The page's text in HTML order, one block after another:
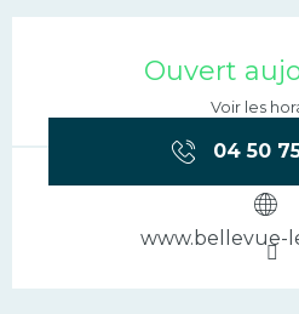
Ouverture
Ouvert
Voir les
04 50
www.bellevue-